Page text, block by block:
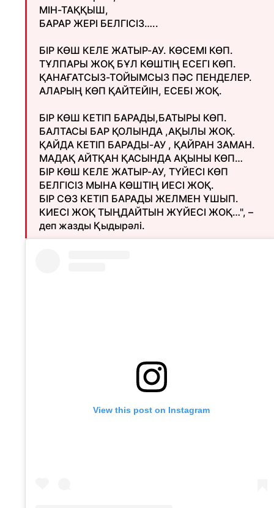
МІН-ТАҚҚЫШ,
БАРАР ЖЕРІ БЕЛГІСІЗ…..
БІР КӨШ КЕЛЕ ЖАТЫР-АУ. КӨСЕМІ КӨП.
ТҰЛПАРЫ ЖОҚ БҰЛ КӨШТІҢ ЕСЕГІ КӨП.
ҚАНАҒАТСЫЗ-ТОЙЫМСЫЗ ПӘС ПЕНДЕЛЕР.
АЛАРЫҢ КӨП ҚАЙТЕЙІН, ЕСЕБІ ЖОҚ.
БІР КӨШ КЕТІП БАРАДЫ,БАТЫРЫ КӨП.
БАЛТАСЫ БАР ҚОЛЫНДА ,АҚЫЛЫ ЖОҚ.
ҚАЙДА КЕТІП БАРАДЫ-АУ , ҚАЙРАН ЗАМАН.
МАДАҚ АЙТҚАН ҚАСЫНДА АҚЫНЫ КӨП…
БІР КӨШ КЕЛЕ ЖАТЫР-АУ, ТҮЙЕСІ КӨП
БЕЛГІСІЗ МЫНА КӨШТІҢ ИЕСІ ЖОҚ.
БІР СӨЗ КЕТІП БАРАДЫ ЖЕЛМЕН ҰШЫП.
КИЕСІ ЖОҚ ТЫҢДАЙТЫН ЖҮЙЕСІ ЖОҚ…", –
деп жазды Қыдырәлі.
View this post on Instagram